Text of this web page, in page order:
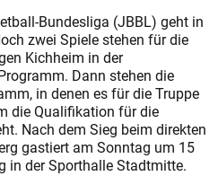
Bundesliga (JBBL) geht in
zwei Spiele stehen für die
Kichheim in der
Dann stehen die
in denen es für die Truppe
die Qualifikation für die
Nach dem Sieg beim direkten
gastiert am Sonntag um 15
in der Sporthalle Stadtmitte.